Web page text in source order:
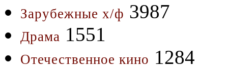
Зарубежные х/ф 3987
Драма 1551
Отечественное кино 1284